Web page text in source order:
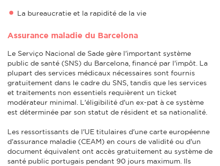
La bureaucratie et la rapidité de la vie
Assurance maladie du Barcelona
Le Serviço Nacional de Sade gère l'important système
public de santé (SNS) du Barcelona, financé par l'impôt. La
plupart des services médicaux nécessaires sont fournis
gratuitement dans le cadre du SNS, tandis que les services
et traitements non essentiels requièrent un ticket
modérateur minimal. L'éligibilité d'un ex-pat à ce système
est déterminée par son statut de résident et sa nationalité.
Les ressortissants de l'UE titulaires d'une carte européenne
d'assurance maladie (CEAM) en cours de validité ou d'un
document équivalent ont accès gratuitement au système de
santé public portugais pendant 90 jours maximum. Ils